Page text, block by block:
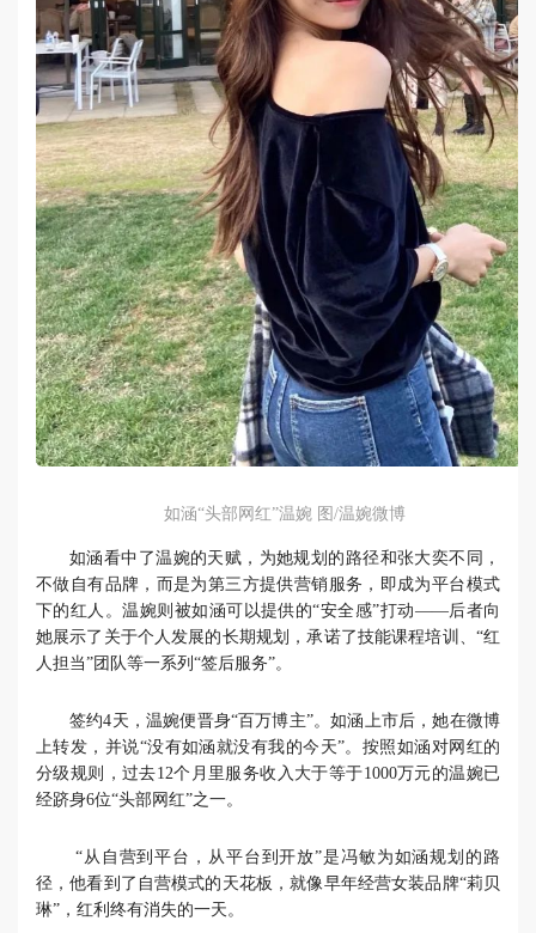
如涵“头部网红”温婉 图/温婉微博
如涵看中了温婉的天赋，为她规划的路径和张大奕不同，
不做自有品牌，而是为第三方提供营销服务，即成为平台模式
下的红人。温婉则被如涵可以提供的“安全感”打动——后者向
她展示了关于个人发展的长期规划，承诺了技能课程培训、“红
人担当”团队等一系列“签后服务”。
签约4天，温婉便晋身“百万博主”。如涵上市后，她在微博
上转发，并说“没有如涵就没有我的今天”。按照如涵对网红的
分级规则，过去12个月里服务收入大于等于1000万元的温婉已
经跻身6位“头部网红”之一。
“从自营到平台，从平台到开放”是冯敏为如涵规划的路
径，他看到了自营模式的天花板，就像早年经营女装品牌“莉贝
琳”，红利终有消失的一天。